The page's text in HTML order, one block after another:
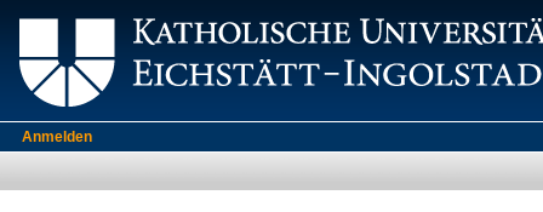
Anmelden